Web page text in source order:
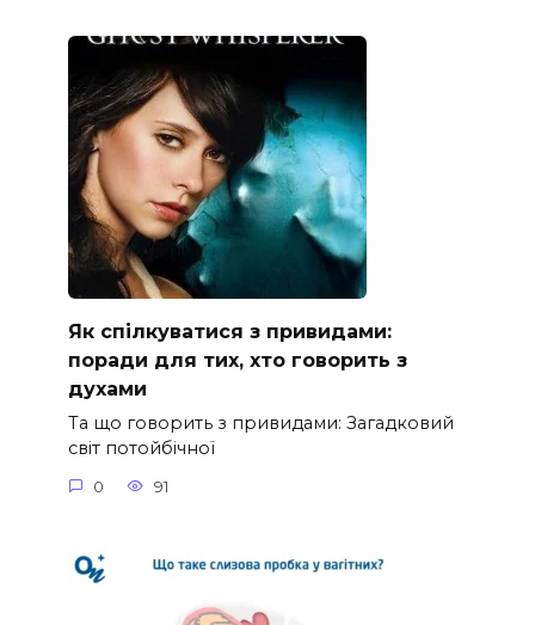
Як спілкуватися з привидами:
поради для тих, хто говорить з
духами
Та що говорить з привидами: Загадковий
світ потойбічної
0 91